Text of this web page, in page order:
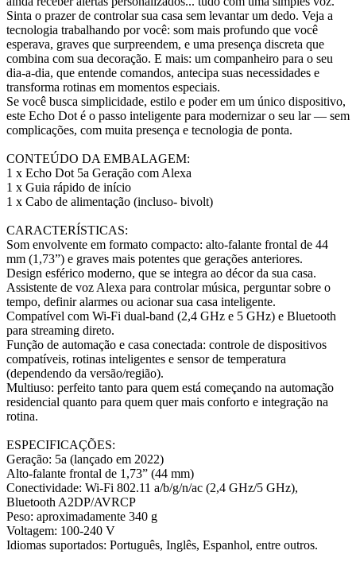
Sinta o prazer de controlar sua casa sem levantar um dedo. Veja a
tecnologia trabalhando por você: som mais profundo que você
esperava, graves que surpreendem, e uma presença discreta que
combina com sua decoração. E mais: um companheiro para o seu
dia-a-dia, que entende comandos, antecipa suas necessidades e
transforma rotinas em momentos especiais.
Se você busca simplicidade, estilo e poder em um único dispositivo,
este Echo Dot é o passo inteligente para modernizar o seu lar — sem
complicações, com muita presença e tecnologia de ponta.
CONTEÚDO DA EMBALAGEM:
1 x Echo Dot 5a Geração com Alexa
1 x Guia rápido de início
1 x Cabo de alimentação (incluso- bivolt)
CARACTERÍSTICAS:
Som envolvente em formato compacto: alto-falante frontal de 44
mm (1,73”) e graves mais potentes que gerações anteriores.
Design esférico moderno, que se integra ao décor da sua casa.
Assistente de voz Alexa para controlar música, perguntar sobre o
tempo, definir alarmes ou acionar sua casa inteligente.
Compatível com Wi-Fi dual-band (2,4 GHz e 5 GHz) e Bluetooth
para streaming direto.
Função de automação e casa conectada: controle de dispositivos
compatíveis, rotinas inteligentes e sensor de temperatura
(dependendo da versão/região).
Multiuso: perfeito tanto para quem está começando na automação
residencial quanto para quem quer mais conforto e integração na
rotina.
ESPECIFICAÇÕES:
Geração: 5a (lançado em 2022)
Alto-falante frontal de 1,73” (44 mm)
Conectividade: Wi-Fi 802.11 a/b/g/n/ac (2,4 GHz/5 GHz),
Bluetooth A2DP/AVRCP
Peso: aproximadamente 340 g
Voltagem: 100-240 V
Idiomas suportados: Português, Inglês, Espanhol, entre outros.